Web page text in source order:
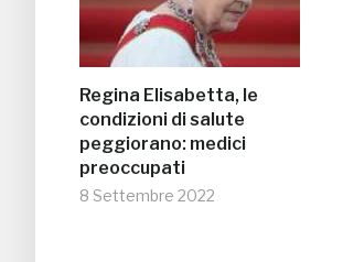
Regina Elisabetta, le
condizioni di salute
peggiorano: medici
preoccupati
8 Settembre 2022